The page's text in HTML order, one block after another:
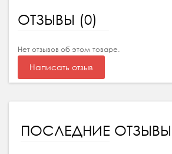
ОТЗЫВЫ (0)
Нет отзывов об этом товаре.
Написать отзыв
ПОСЛЕДНИЕ ОТЗЫВЫ